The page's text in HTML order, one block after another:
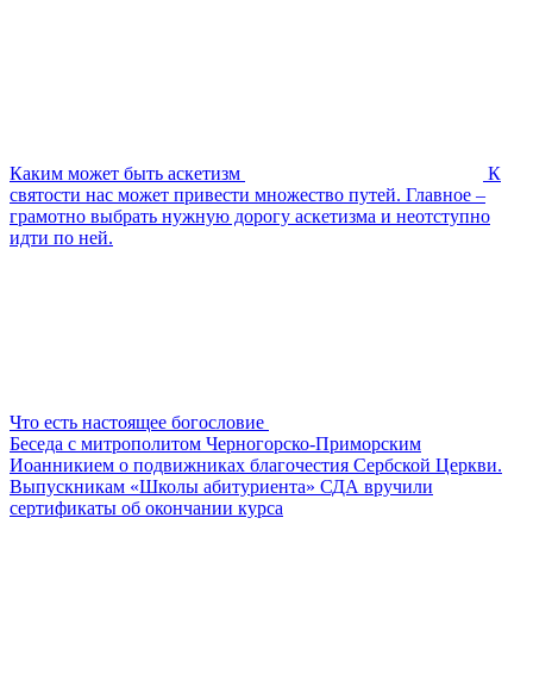
Каким может быть аскетизм
К
святости нас может привести множество путей. Главное –
грамотно выбрать нужную дорогу аскетизма и неотступно
идти по ней.
Что есть настоящее богословие
Беседа с митрополитом Черногорско-Приморским
Иоанникием о подвижниках благочестия Сербской Церкви.
Выпускникам «Школы абитуриента» СДА вручили
сертификаты об окончании курса